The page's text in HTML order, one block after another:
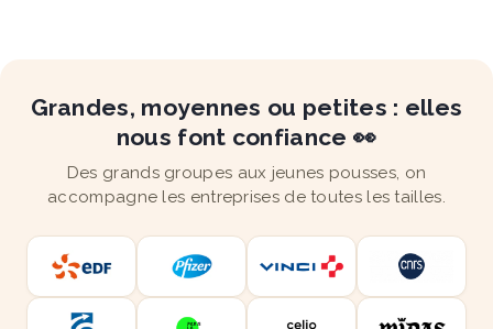
Grandes, moyennes ou petites : elles
nous font confiance 👀
Des grands groupes aux jeunes pousses, on
accompagne les entreprises de toutes les tailles.